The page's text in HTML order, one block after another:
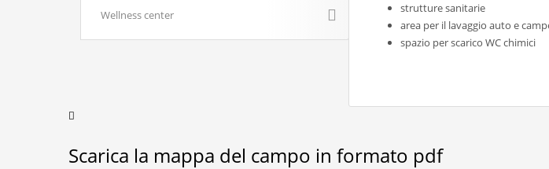
Wellness center
strutture sanitarie
area per il lavaggio auto e
spazio per scarico WC chimici
Scarica la mappa del campo in formato pdf